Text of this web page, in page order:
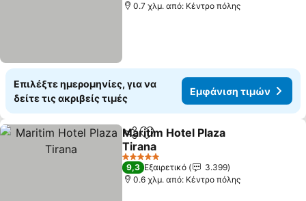
0.7 χλμ. από: Κέντρο πόλης
Επιλέξτε ημερομηνίες, για να
δείτε τις ακριβείς τιμές
Εμφάνιση τιμών
Κοινοποίηση
Προσθήκη στα αγαπημένα
Maritim Hotel Plaza
Tirana
5 Αστέρια
9,3 Εξαιρετικό
3.399
0.6 χλμ. από: Κέντρο πόλης